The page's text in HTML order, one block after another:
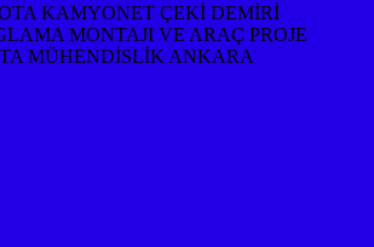
KAMYONET ÇEKİ DEMİRİ
MONTAJI VE ARAÇ PROJE
MÜHENDİSLİK ANKARA